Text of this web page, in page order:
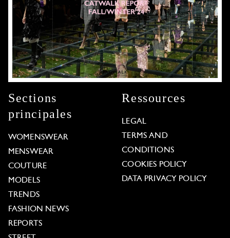
Sections
principales
WOMENSWEAR
MENSWEAR
COUTURE
MODELS
TRENDS
FASHION NEWS
REPORTS
Ressources
LEGAL
TERMS AND
CONDITIONS
COOKIES POLICY
DATA PRIVACY POLICY